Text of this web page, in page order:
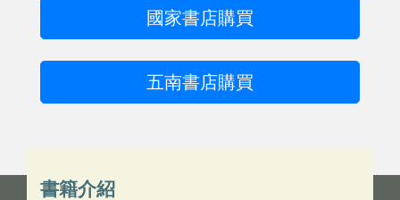
國家書店購買
五南書店購買
書籍介紹